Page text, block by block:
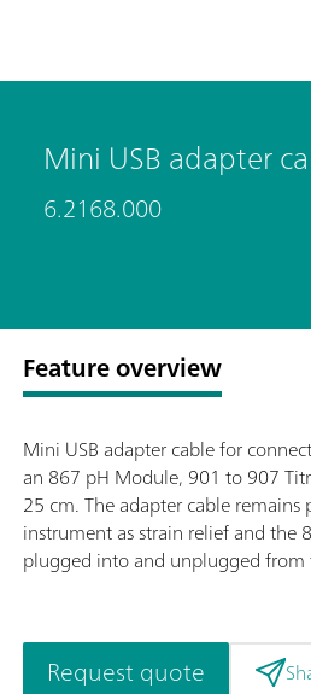
Mini USB adapter
6.2168.000
Feature overview
Mini USB adapter cable for
an 867 pH Module, 901 to 907
25 cm. The adapter cable
instrument as strain relief and the
plugged into and unplugged from
Request quote